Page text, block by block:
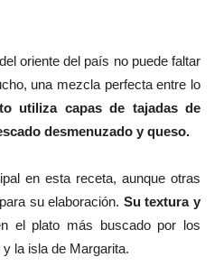
oriente del país no puede faltar
una mezcla perfecta entre lo
utiliza capas de tajadas de
desmenuzado y queso.
en esta receta, aunque otras
su elaboración. Su textura y
el plato más buscado por los
la isla de Margarita.